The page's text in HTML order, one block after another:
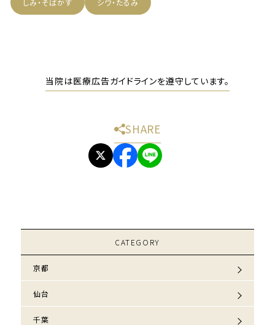
しみ・そばかす シワ・たるみ
当院は医療広告ガイドラインを遵守しています。
SHARE
CATEGORY
京都
仙台
千葉